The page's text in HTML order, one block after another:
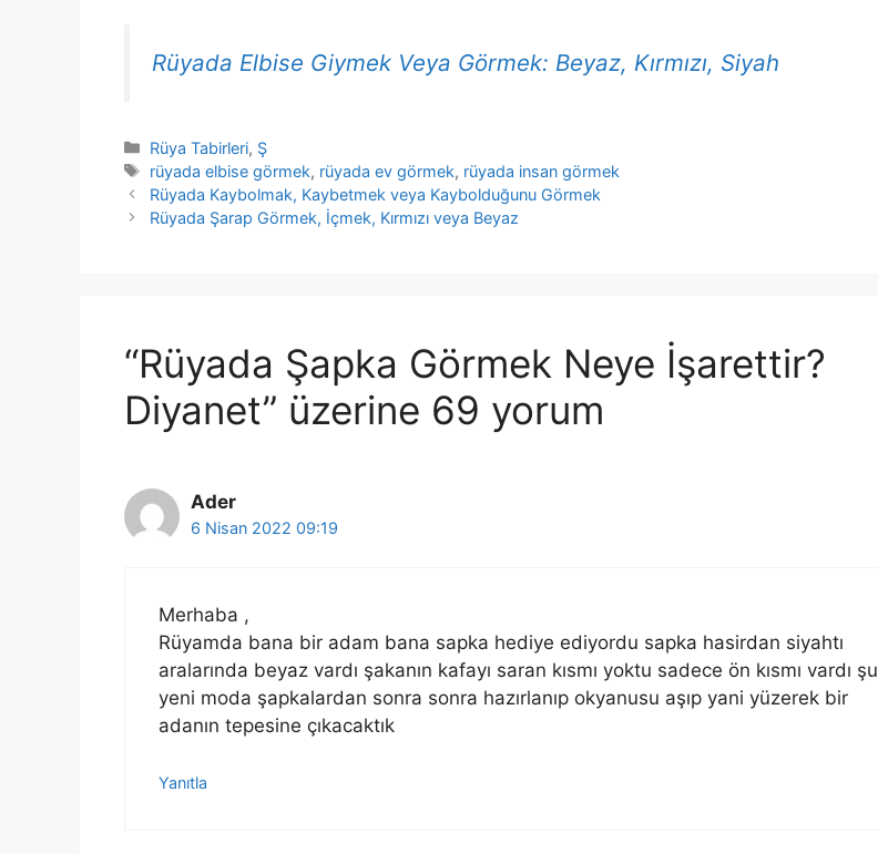
Rüyada Elbise Giymek Veya Görmek: Beyaz, Kırmızı, Siyah
Kategoriler
Rüya Tabirleri, Ş
Etiketler
rüyada elbise görmek, rüyada ev görmek, rüyada insan görmek
Rüyada Kaybolmak, Kaybetmek veya Kaybolduğunu Görmek
Rüyada Şarap Görmek, İçmek, Kırmızı veya Beyaz
“Rüyada Şapka Görmek Neye İşarettir?
Diyanet” üzerine 69 yorum
Ader
6 Nisan 2022 09:19
Merhaba ,
Rüyamda bana bir adam bana sapka hediye ediyordu sapka hasirdan siyahtı
aralarında beyaz vardı şakanın kafayı saran kısmı yoktu sadece ön kısmı vardı şu
yeni moda şapkalardan sonra sonra hazırlanıp okyanusu aşıp yani yüzerek bir
adanın tepesine çıkacaktık
Yanıtla